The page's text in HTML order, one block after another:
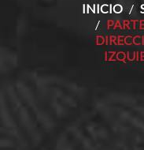
INICIO